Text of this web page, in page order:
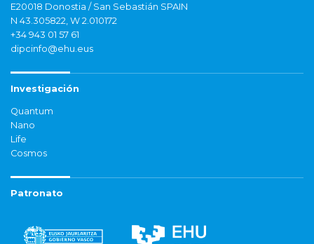
E20018 Donostia / San Sebastián SPAIN
N 43.305822, W 2.010172
+34 943 01 57 61
dipcinfo@ehu.eus
Investigación
Quantum
Nano
Life
Cosmos
Patronato